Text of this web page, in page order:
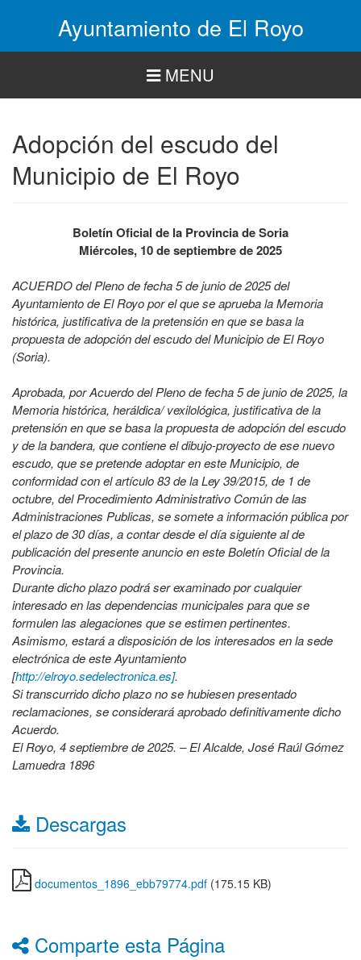
Ayuntamiento de El Royo
MENU
Adopción del escudo del
Municipio de El Royo
Boletín Oficial de la Provincia de Soria
Miércoles, 10 de septiembre de 2025
ACUERDO del Pleno de fecha 5 de junio de 2025 del
Ayuntamiento de El Royo por el que se aprueba la Memoria
histórica, justificativa de la pretensión en que se basa la
propuesta de adopción del escudo del Municipio de El Royo
(Soria).
Aprobada, por Acuerdo del Pleno de fecha 5 de junio de 2025, la
Memoria histórica, heráldica/ vexilológica, justificativa de la
pretensión en que se basa la propuesta de adopción del escudo
y de la bandera, que contiene el dibujo-proyecto de ese nuevo
escudo, que se pretende adoptar en este Municipio, de
conformidad con el artículo 83 de la Ley 39/2015, de 1 de
octubre, del Procedimiento Administrativo Común de las
Administraciones Publicas, se somete a información pública por
el plazo de 30 días, a contar desde el día siguiente al de
publicación del presente anuncio en este Boletín Oficial de la
Provincia.
Durante dicho plazo podrá ser examinado por cualquier
interesado en las dependencias municipales para que se
formulen las alegaciones que se estimen pertinentes.
Asimismo, estará a disposición de los interesados en la sede
electrónica de este Ayuntamiento
[http://elroyo.sedelectronica.es].
Si transcurrido dicho plazo no se hubiesen presentado
reclamaciones, se considerará aprobado definitivamente dicho
Acuerdo.
El Royo, 4 septiembre de 2025. – El Alcalde, José Raúl Gómez
Lamuedra 1896
Descargas
documentos_1896_ebb79774.pdf (175.15 KB)
Comparte esta Página